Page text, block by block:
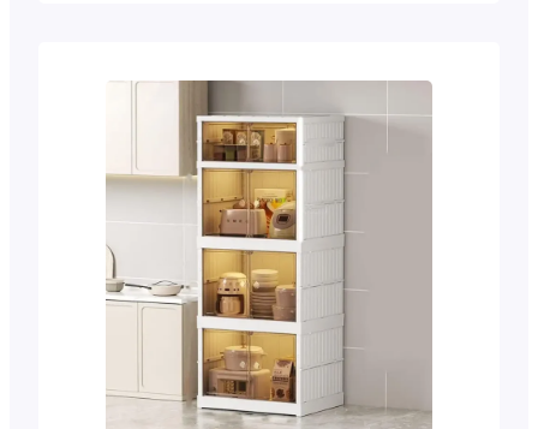
2023. Laporan yang
disiapkan oleh Minderoo
Foundation, sebuah
organisasi filantropi,
mengungkapkan bahwa
pada tahun 2021, sekitar
139 juta metrik ton sampah
plastik sekali pakai